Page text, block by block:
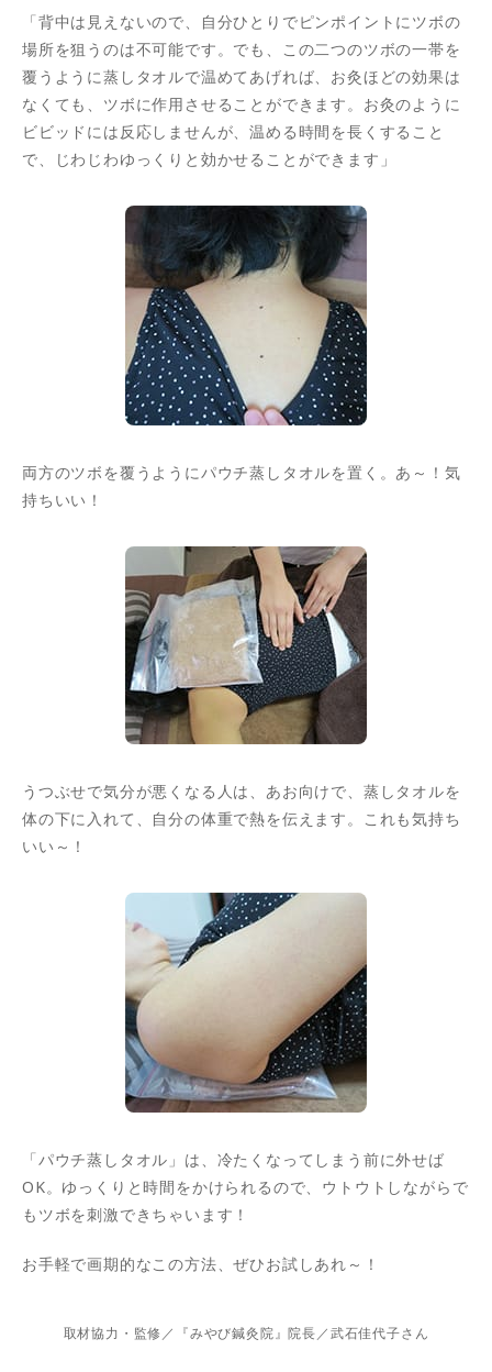
「背中は見えないので、自分ひとりでピンポイントにツボの
場所を狙うのは不可能です。でも、この二つのツボの一帯を
覆うように蒸しタオルで温めてあげれば、お灸ほどの効果は
なくても、ツボに作用させることができます。お灸のように
ビビッドには反応しませんが、温める時間を長くすること
で、じわじわゆっくりと効かせることができます」
両方のツボを覆うようにパウチ蒸しタオルを置く。あ～！気
持ちいい！
うつぶせで気分が悪くなる人は、あお向けで、蒸しタオルを
体の下に入れて、自分の体重で熱を伝えます。これも気持ち
いい～！
「パウチ蒸しタオル」は、冷たくなってしまう前に外せば
OK。ゆっくりと時間をかけられるので、ウトウトしながらで
もツボを刺激できちゃいます！
お手軽で画期的なこの方法、ぜひお試しあれ～！
取材協力・監修／『みやび鍼灸院』院長／武石佳代子さん